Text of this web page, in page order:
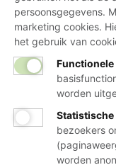
persoonsgegevens.
marketing cookies.
het gebruik van
worden
bezoekers
worden